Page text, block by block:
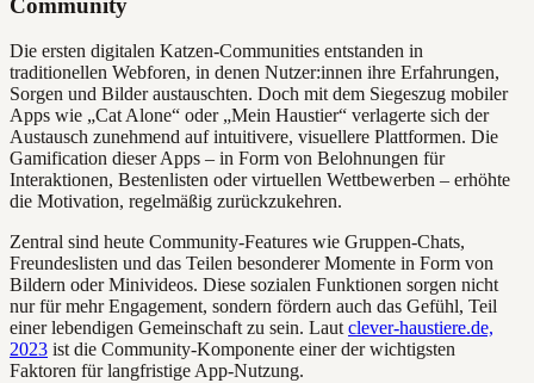
Die ersten digitalen Katzen-Communities entstanden in
traditionellen Webforen, in denen Nutzer:innen ihre Erfahrungen,
Sorgen und Bilder austauschten. Doch mit dem Siegeszug mobiler
Apps wie „Cat Alone“ oder „Mein Haustier“ verlagerte sich der
Austausch zunehmend auf intuitivere, visuellere Plattformen. Die
Gamification dieser Apps – in Form von Belohnungen für
Interaktionen, Bestenlisten oder virtuellen Wettbewerben – erhöhte
die Motivation, regelmäßig zurückzukehren.
Zentral sind heute Community-Features wie Gruppen-Chats,
Freundeslisten und das Teilen besonderer Momente in Form von
Bildern oder Minivideos. Diese sozialen Funktionen sorgen nicht
nur für mehr Engagement, sondern fördern auch das Gefühl, Teil
einer lebendigen Gemeinschaft zu sein. Laut clever-haustiere.de,
2023 ist die Community-Komponente einer der wichtigsten
Faktoren für langfristige App-Nutzung.